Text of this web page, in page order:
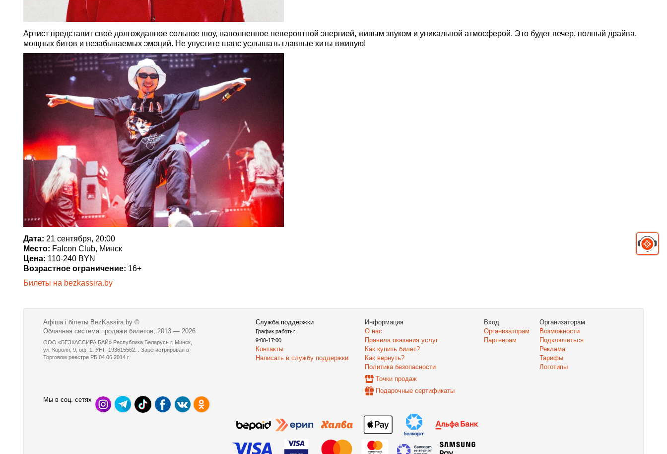
Артист представит своё долгожданное сольное шоу, наполненное невероятной энергией, живым звуком и уникальной атмосферой. Это будет вечер, полный драйва,
мощных битов и незабываемых эмоций. Не упустите шанс услышать главные хиты вживую!
Дата: 21 сентября, 20:00
Место: Falcon Club, Минск
Цена: 110-240 BYN
Возрастное ограничение: 16+
Билеты на bezkassira.by
Афіша і білеты BezKassira.by ©
Облачная система продажи билетов, 2013 — 2026
ООО «БЕЗКАССИРА БАЙ» Республика Беларусь г. Минск,
ул. Короля, 9, оф. 1. УНП 193615562. . Зарегистрирован в
Торговом реестре РБ 04.06.2014 г.
Служба поддержки
График работы:
9:00-17:00
Контакты
Написать в службу поддержки
Информация
О нас
Правила оказания услуг
Как купить билет?
Как вернуть?
Политика безопасности
Точки продаж
Подарочные сертификаты
Вход
Организаторам
Партнерам
Организаторам
Возможности
Подключиться
Реклама
Тарифы
Логотипы
Мы в соц. сетях